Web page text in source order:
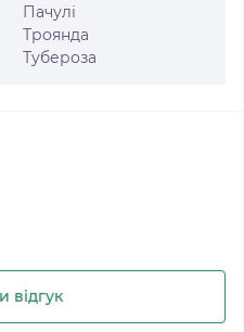
Пачулі
Троянда
Тубероза
відгук